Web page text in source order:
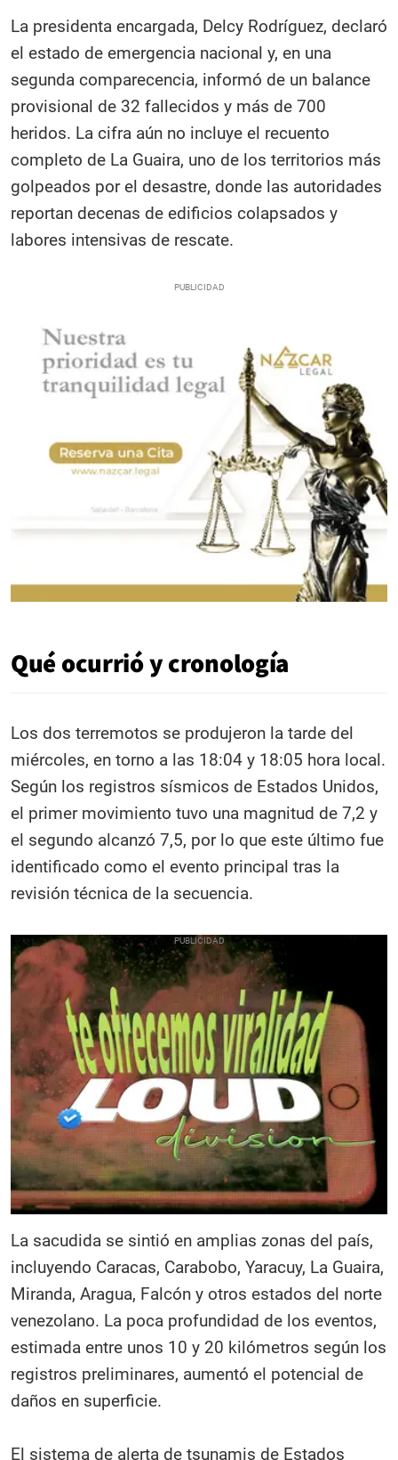
La presidenta encargada, Delcy Rodríguez, declaró
el estado de emergencia nacional y, en una
segunda comparecencia, informó de un balance
provisional de 32 fallecidos y más de 700
heridos. La cifra aún no incluye el recuento
completo de La Guaira, uno de los territorios más
golpeados por el desastre, donde las autoridades
reportan decenas de edificios colapsados y
labores intensivas de rescate.
Qué ocurrió y cronología
Los dos terremotos se produjeron la tarde del
miércoles, en torno a las 18:04 y 18:05 hora local.
Según los registros sísmicos de Estados Unidos,
el primer movimiento tuvo una magnitud de 7,2 y
el segundo alcanzó 7,5, por lo que este último fue
identificado como el evento principal tras la
revisión técnica de la secuencia.
La sacudida se sintió en amplias zonas del país,
incluyendo Caracas, Carabobo, Yaracuy, La Guaira,
Miranda, Aragua, Falcón y otros estados del norte
venezolano. La poca profundidad de los eventos,
estimada entre unos 10 y 20 kilómetros según los
registros preliminares, aumentó el potencial de
daños en superficie.
El sistema de alerta de tsunamis de Estados